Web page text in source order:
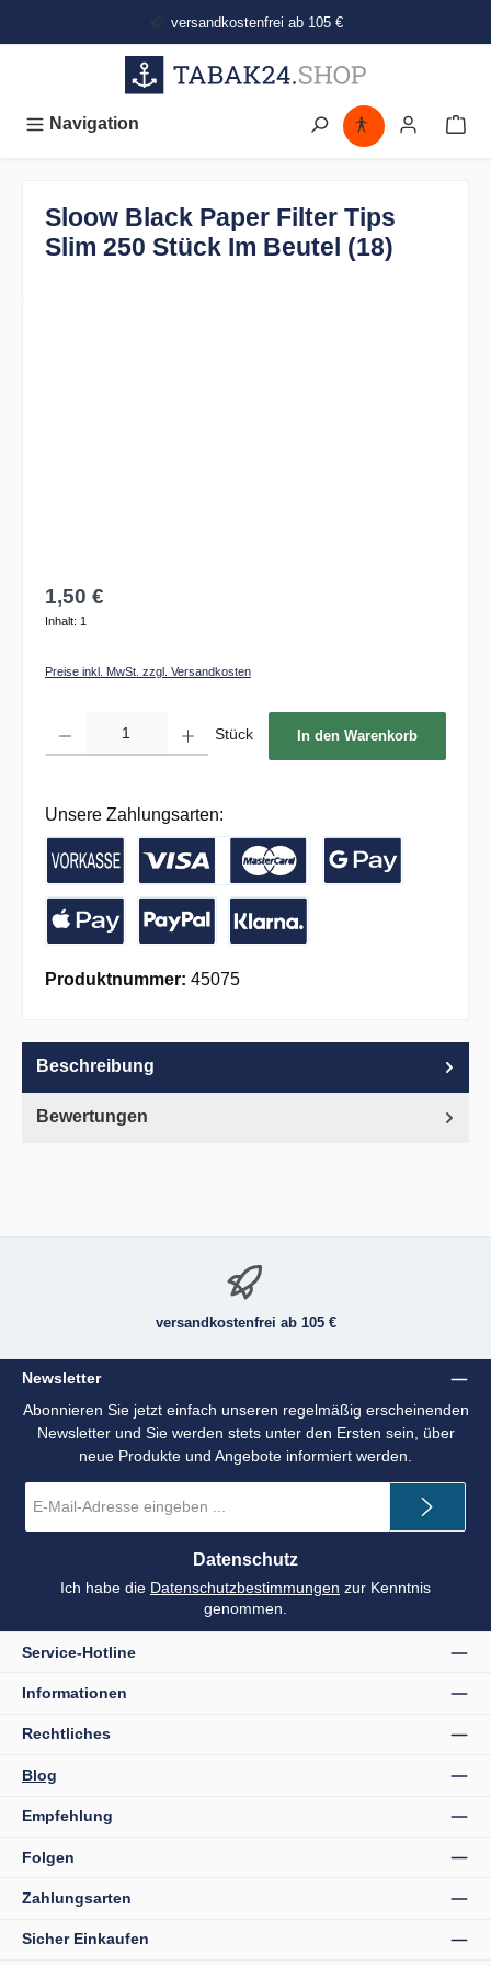
versandkostenfrei ab 105 €
Navigation
Sloow Black Paper Filter Tips
Slim 250 Stück Im Beutel (18)
1,50 €
Inhalt: 1
Preise inkl. MwSt. zzgl. Versandkosten
Stück In den Warenkorb
Unsere Zahlungsarten:
Vorkasse / Banküberweisung
Kreditkarte
Produktnummer: 45075
Beschreibung
Bewertungen
versandkostenfrei ab 105 €
Newsletter
Abonnieren Sie jetzt einfach unseren regelmäßig erscheinenden
Newsletter und Sie werden stets unter den Ersten sein, über
neue Produkte und Angebote informiert werden.
Mail-
*
Datenschutz
Ich habe die Datenschutzbestimmungen zur Kenntnis
genommen.
Service-Hotline
Informationen
Rechtliches
Blog
Empfehlung
Folgen
Zahlungsarten
Sicher Einkaufen